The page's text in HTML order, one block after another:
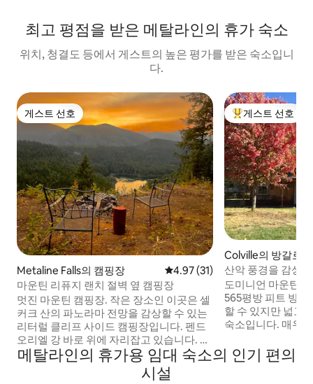
최고 평점을 받은 메탈라인의 휴가 숙소
위치, 청결도 등에서 게스트의 높은 평가를 받은 숙소입니
다.
게스트 선호
게스트 선호
Metaline Falls의 캠핑장 평점 4.97점(5점 만점), 후기 31
4.97 (31)
마운틴 리퓨지 랜치 절벽 옆 캠핑장
멋진 마운틴 캠핑장. 작은 장소인 이곳은 셀
커크 산의 파노라마 전망을 감상할 수 있는
리터럴 클리프 사이드 캠핑장입니다. 펜드
오리엘 강 바로 위에 자리잡고 있습니다. 캠
핑장에는 해먹, 캠프파이어 링 1개, 작은 텐
트 1개를 위한 좋은 평지 1개가 있습니다. 2
상위 게스트 선호
게스트 선호
Colville의 방갈로
산악 풍경을 감상
로
도미니언 마운틴
565평방 피트 방갈
할 수 있지만 넓고
숙소입니다. 매우
형 계단이 있습니
공간, 샤워기가 있
메탈라인의 휴가용 임대 숙소의 인기 편의
시설